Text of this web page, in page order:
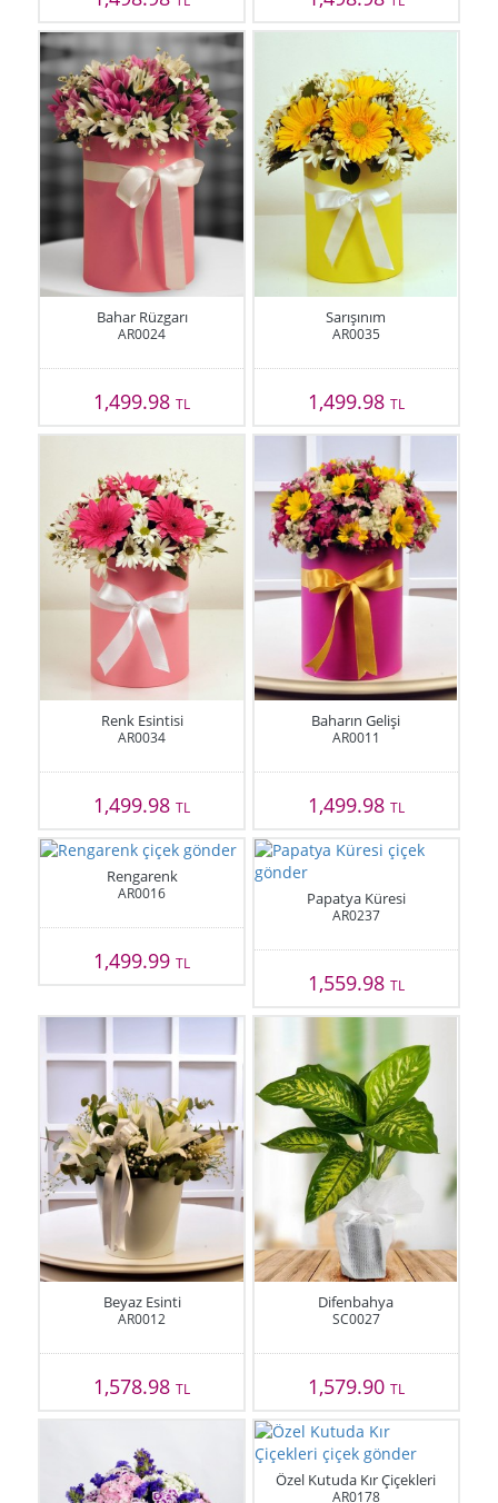
Bahar Rüzgarı
AR0024
1,499.98TL
Sarışınım
AR0035
1,499.98 TL
Renk Esintisi
AR0034
1,499.98TL
Baharın Gelişi
AR0011
1,499.98 TL
Rengarenk
AR0016
1,499.99TL
Papatya Küresi
AR0237
1,559.98 TL
Beyaz Esinti
AR0012
1,578.98TL
Difenbahya
SC0027
1,579.90 TL
Özel Kutuda Kır Çiçekleri
AR0178